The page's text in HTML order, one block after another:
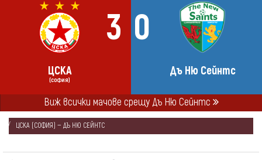
3 0
ЦСКА
(СОФИЯ)
Дъ Ню Сейнтс
Виж всички мачове срещу Дъ Ню Сейнтс
НАЧАЛО СЕЗОНИ 2010/11
ЛИГА ЕВРОПА 2010/11
ЦСКА (СОФИЯ) — ДЪ НЮ СЕЙНТС